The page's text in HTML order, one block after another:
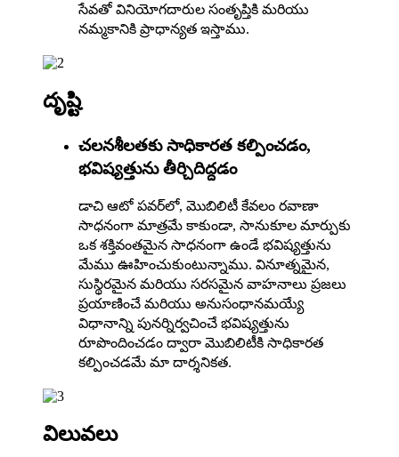
సేవతో వినియోగదారుల సంతృప్తికి మరియు
నమ్మకానికి ప్రాధాన్యత ఇస్తాము.
దృష్టి
చలనశీలతకు సాధికారత కల్పించడం,
భవిష్యత్తును తీర్చిదిద్దడం
డాచి ఆటో పవర్‌లో, మొబిలిటీ కేవలం రవాణా
సాధనంగా మాత్రమే కాకుండా, సానుకూల మార్పుకు
ఒక శక్తివంతమైన సాధనంగా ఉండే భవిష్యత్తును
మేము ఊహించుకుంటున్నాము. వినూత్నమైన,
సుస్థిరమైన మరియు సరసమైన వాహనాలు ప్రజలు
ప్రయాణించే మరియు అనుసంధానమయ్యే
విధానాన్ని పునర్నిర్వచించే భవిష్యత్తును
రూపొందించడం ద్వారా మొబిలిటీకి సాధికారత
కల్పించడమే మా దార్శనికత.
విలువలు